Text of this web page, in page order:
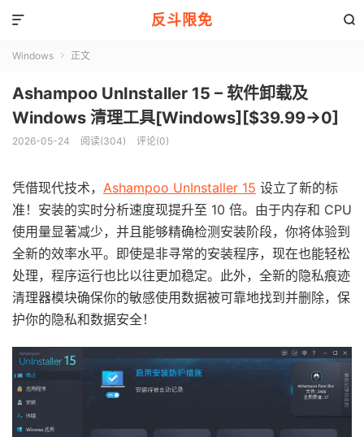
反斗限免 

Windows  正文
Ashampoo UnInstaller 15 – 软件卸载及
Windows 清理工具[Windows][$39.99→0]
2026-05-24 阅读(304) 评论(0)
凭借现代技术， Ashampoo UnInstaller 15 设立了新的标
准！安装的实时分析速度现提升至 10 倍。由于内存和 CPU
使用量显著减少，并且能够精确检测安装阶段，你将体验到
全新的效率水平。即使是非寻常的安装程序，现在也能轻松
处理，程序运行也比以往更加稳定。此外，全新的隐私痕迹
清理器模块确保你的敏感使用数据被可靠地找到并删除，保
护你的隐私和数据安全！